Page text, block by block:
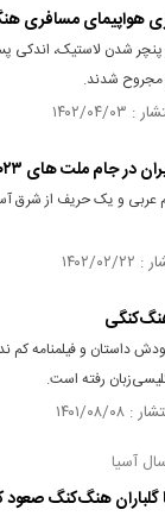
شدن لاستیک، اندکی
جام ملت‌ های ۲۰۲۳ آسیا
ملی فوتبال کشورمان با ۲ تیم
داستان و فیلمنامه کم
رفته است.
گلباران هنگ‌کنگ صعود